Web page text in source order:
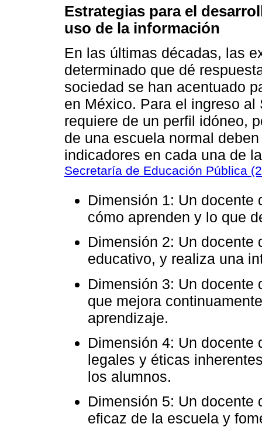
Estrategias para el
uso de la información
En las últimas décadas, las
determinado que dé
sociedad se han acentuado
en México. Para el ingreso
requiere de un perfil idóneo,
de una escuela normal
indicadores en cada una de
Secretaría de Educación Pública
Dimensión 1: Un docente
cómo aprenden y lo que
Dimensión 2: Un docente
educativo, y realiza una
Dimensión 3: Un docente
que mejora
aprendizaje.
Dimensión 4: Un docente
legales y éticas
los alumnos.
Dimensión 5: Un docente
eficaz de la escuela y